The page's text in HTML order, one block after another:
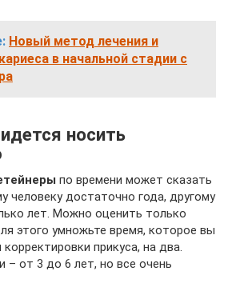
Новый метод лечения и
в начальной стадии с
носить
по времени может сказать
человеку достаточно года, другому
лет. Можно оценить только
этого умножьте время, которое вы
прикуса, на два.
– от 3 до 6 лет, но все очень